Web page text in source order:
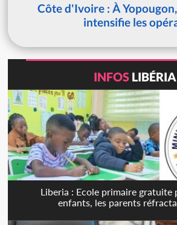
Côte d'Ivoire : À
intensifie les
INFOS LIBÉRIA
Liberia : Ecole primaire gratuite
enfants, les parents